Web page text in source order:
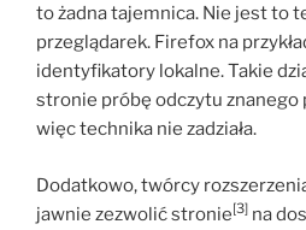
to żadna tajemnica. Nie jest to
przeglądarek. Firefox na
identyfikatory lokalne. Takie
stronie próbę odczytu znanego
więc technika nie zadziała.
Dodatkowo, twórcy
jawnie zezwolić stronie[3] na